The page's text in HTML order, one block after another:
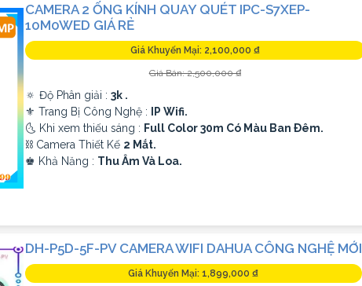
CAMERA 2 ỐNG KÍNH QUAY QUÉT IPC-S7XEP-
10M0WED GIÁ RẺ
Giá Khuyến Mại: 2,100,000 ₫
Giá Bán: 2,500,000 ₫
🔅 Độ Phân giải : 3k .
⚜️ Trang Bị Công Nghệ :
IP Wifi.
🌜 Khi xem thiếu sáng : Full Color 30m Có Màu Ban Ðêm.
⛓ Camera Thiết Kế 2 Mắt.
️♚ Khả Năng : Thu Âm Và Loa.
DH-P5D-5F-PV CAMERA WIFI DAHUA CÔNG NGHỆ MỚI
Giá Khuyến Mại: 1,899,000 ₫